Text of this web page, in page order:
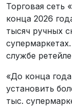
Торговая сеть
конца 2026
тысяч ручных
службе
«До конца
установить
тыс.